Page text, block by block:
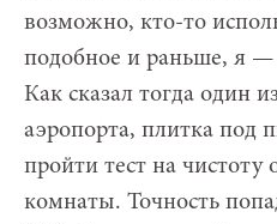
возможно, кто-то
подобное и раньше, я —
Как сказал тогда один
аэропорта, плитка под
пройти тест на чистоту
комнаты. Точность